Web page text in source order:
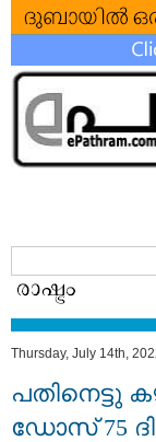
Thursday, July 14th,
പതിനെട്ടു
ഡോസ് 75